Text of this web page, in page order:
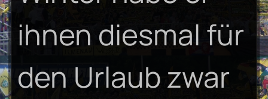
ihnen diesmal für
den Urlaub zwar